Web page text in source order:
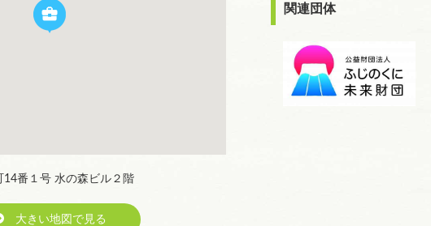
番１号 水の森ビル２階
大きい地図で見る
関連団体